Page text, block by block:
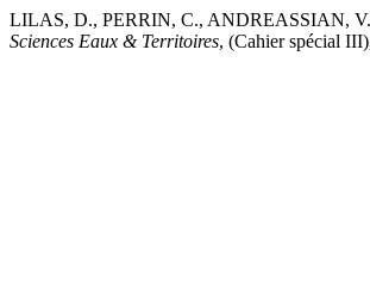
LILAS, D., PERRIN, C., ANDREASSIAN, V.,
Sciences Eaux & Territoires, (Cahier spécial